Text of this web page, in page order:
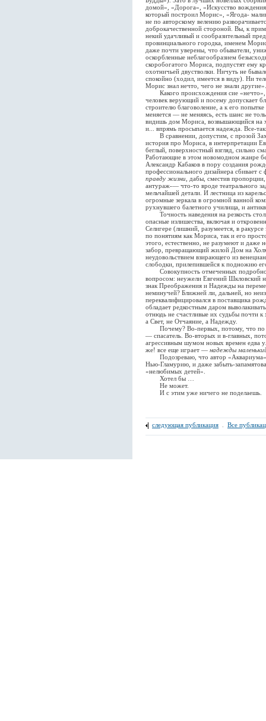
домой», «Дорога», «Искусство
который построил Морис», «Ягода-
не по авторскому велению
доброкачественной стороной. Вы, к
некий удачливый и сообразительный
провинциального городка, именем
даже почти уверены, что обыватели,
оскорбленные неблагообразием
скоробогатого Мориса, подпустят ему
охотничьей двустволки. Ничуть не
спокойно (ходил, имеется в виду). Ни
Морис знал нечто, чего не знали другие».
Какого происхождения сие «нечто»,
человек верующий и посему допускает
строителю благоволение, а к его
меняется — не меняясь, есть шанс не
видишь дом Мориса, возвышающийся
и... впрямь просыпается надежда. Все-
В сравнении, допустим, с прозой
история про Мориса, в интерпретации
беглый, поверхностный взгляд, сильно
Работающие в этом новомодном жанре
Александр Кабаков в пору создания
профессионального дизайнера сбивает
правду жизни , дабы, сместив
антураж-— что-то вроде театрального
мельчайшей детали. И лестница из
огромные зеркала в огромной ванной
рухнувшего балетного училища, и
Точность наведения на резкость
опасные излишества, включая и
Селигере (лишний, разумеется, в
по понятиям как Мориса, так и его
этого, естественно, не разумеют и даже
забор, превращающий жилой Дом на
неудовольствием взирающего из
слободки, прилепившейся к подножию
Совокупность отмеченных
вопросом: неужели Евгений Шкловский
знак Преображения и Надежды на
неминучей? Ближней ли, дальней, но
переквалифицировался в поставщика
обладает редкостным даром
отнюдь не счастливые их судьбы почти
а Свет, не Отчаяние, а Надежду.
Почему? Во-первых, потому, что по
— спасатель. Во-вторых и в-главных,
агрессивным шумом новых времен едва
же! все еще играет — надежды
Подозреваю, что автор «Аквариума»
Нью-Гламурию, и даже забыть-
«нелюбимых детей».
Хотел бы …
Не может.
И с этим уже ничего не поделаешь.
следующая публикация Все